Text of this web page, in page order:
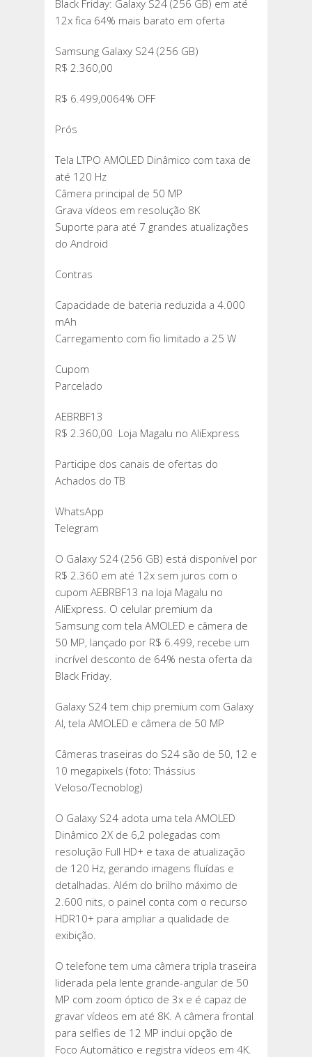
Black Friday: Galaxy S24 (256 GB) em até
12x fica 64% mais barato em oferta
Samsung Galaxy S24 (256 GB)
R$ 2.360,00
R$ 6.499,0064% OFF
Prós
Tela LTPO AMOLED Dinâmico com taxa de
até 120 Hz
Câmera principal de 50 MP
Grava vídeos em resolução 8K
Suporte para até 7 grandes atualizações
do Android
Contras
Capacidade de bateria reduzida a 4.000
mAh
Carregamento com fio limitado a 25 W
Cupom
Parcelado
AEBRBF13
R$ 2.360,00 Loja Magalu no AliExpress
Participe dos canais de ofertas do
Achados do TB
WhatsApp
Telegram
O Galaxy S24 (256 GB) está disponível por
R$ 2.360 em até 12x sem juros com o
cupom AEBRBF13 na loja Magalu no
AliExpress. O celular premium da
Samsung com tela AMOLED e câmera de
50 MP, lançado por R$ 6.499, recebe um
incrível desconto de 64% nesta oferta da
Black Friday.
Galaxy S24 tem chip premium com Galaxy
AI, tela AMOLED e câmera de 50 MP
Câmeras traseiras do S24 são de 50, 12 e
10 megapixels (foto: Thássius
Veloso/Tecnoblog)
O Galaxy S24 adota uma tela AMOLED
Dinâmico 2X de 6,2 polegadas com
resolução Full HD+ e taxa de atualização
de 120 Hz, gerando imagens fluídas e
detalhadas. Além do brilho máximo de
2.600 nits, o painel conta com o recurso
HDR10+ para ampliar a qualidade de
exibição.
O telefone tem uma câmera tripla traseira
liderada pela lente grande-angular de 50
MP com zoom óptico de 3x e é capaz de
gravar vídeos em até 8K. A câmera frontal
para selfies de 12 MP inclui opção de
Foco Automático e registra vídeos em 4K.